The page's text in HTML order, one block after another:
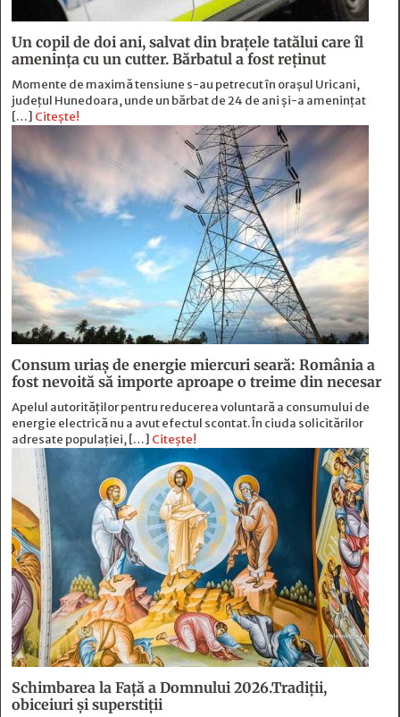
Un copil de doi ani, salvat din brațele tatălui care îl
amenința cu un cutter. Bărbatul a fost reținut
Momente de maximă tensiune s-au petrecut în orașul Uricani,
județul Hunedoara, unde un bărbat de 24 de ani și-a amenințat
[…] Citește!
Consum uriaș de energie miercuri seară: România a
fost nevoită să importe aproape o treime din necesar
Apelul autorităților pentru reducerea voluntară a consumului de
energie electrică nu a avut efectul scontat. În ciuda solicitărilor
adresate populației, […] Citește!
Schimbarea la Față a Domnului 2026.Tradiții,
obiceiuri și superstiții